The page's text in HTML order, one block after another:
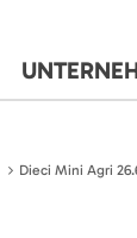
Dieci Mini Agri